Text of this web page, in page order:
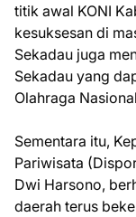
titik awal KONI
kesuksesan di
Sekadau juga
Sekadau yang
Olahraga
Sementara itu,
Pariwisata
Dwi Harsono,
daerah terus